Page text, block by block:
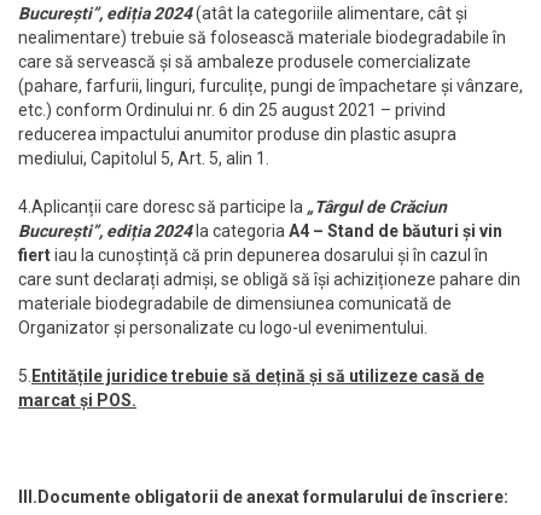
București”, ediția 2024(atât la categoriile alimentare, cât și
nealimentare) trebuie să folosească materiale biodegradabile în
care să servească și să ambaleze produsele comercializate
(pahare, farfurii, linguri, furculițe, pungi de împachetare și vânzare,
etc.) conform Ordinului nr. 6 din 25 august 2021 – privind
reducerea impactului anumitor produse din plastic asupra
mediului, Capitolul 5, Art. 5, alin 1.
4.Aplicanții care doresc să participe la „Târgul de Crăciun
București”, ediția 2024la categoria A4 – Stand de băuturi și vin
fiertiau la cunoștință că prin depunerea dosarului și în cazul în
care sunt declarați admiși, se obligă să își achiziționeze pahare din
materiale biodegradabile de dimensiunea comunicată de
Organizator și personalizate cu logo-ul evenimentului.
5. Entitățile juridice trebuie să dețină și să utilizeze casă de
marcat și POS.
III.Documente obligatorii de anexat formularului de înscriere: